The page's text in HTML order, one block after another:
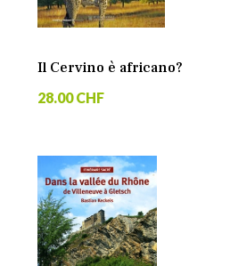
Il Cervino è africano?
28.00 CHF